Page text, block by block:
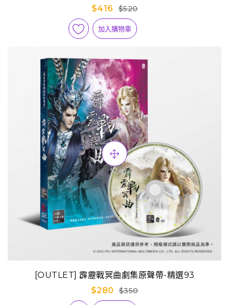
$416
$520
加入購物車
[OUTLET] 霹靂戰冥曲劇集原聲帶-精選93
$280
$350